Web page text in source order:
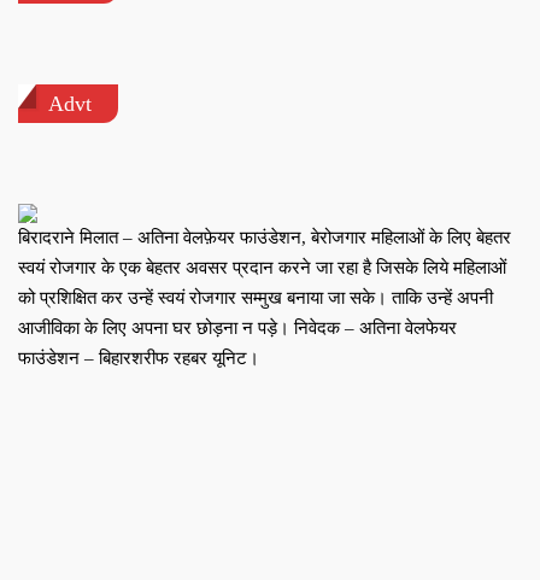
Advt
बिरादराने मिलात – अतिना वेलफ़ेयर फाउंडेशन, बेरोजगार महिलाओं के लिए बेहतर
स्वयं रोजगार के एक बेहतर अवसर प्रदान करने जा रहा है जिसके लिये महिलाओं
को प्रशिक्षित कर उन्हें स्वयं रोजगार सम्मुख बनाया जा सके। ताकि उन्हें अपनी
आजीविका के लिए अपना घर छोड़ना न पड़े। निवेदक – अतिना वेलफेयर
फाउंडेशन – बिहारशरीफ रहबर यूनिट।